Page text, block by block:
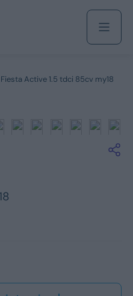
Active 1.5 tdci 85cv my18